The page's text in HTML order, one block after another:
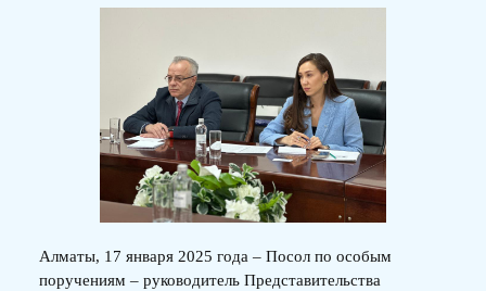
Алматы, 17 января 2025 года – Посол по особым
поручениям – руководитель Представительства